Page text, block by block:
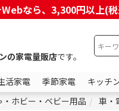
なら、3,300円以上(
の家電量販店です。
活家電 季節家電 キッチ
・ホビー・ベビー用品 車・